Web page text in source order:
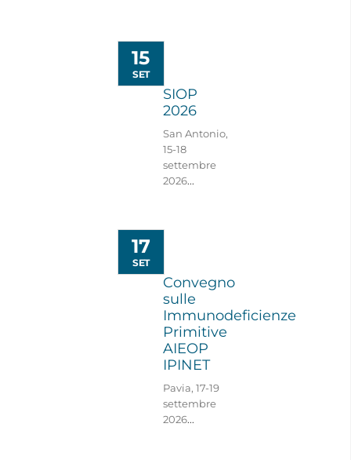
15
SET
SIOP
2026
San Antonio,
15-18
settembre
2026...
17
SET
Convegno
sulle
Immunodeficienze
Primitive
AIEOP
IPINET
Pavia, 17-19
settembre
2026...